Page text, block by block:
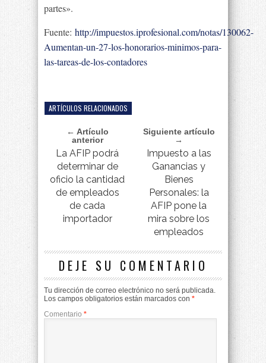
partes».
Fuente: http://impuestos.iprofesional.com/notas/130062-
Aumentan-un-27-los-honorarios-minimos-para-
las-tareas-de-los-contadores
ARTÍCULOS RELACIONADOS
← Artículo
anterior
La AFIP podrá
determinar de
oficio la cantidad
de empleados
de cada
importador
Siguiente artículo
→
Impuesto a las
Ganancias y
Bienes
Personales: la
AFIP pone la
mira sobre los
empleados
DEJE SU COMENTARIO
Tu dirección de correo electrónico no será publicada.
Los campos obligatorios están marcados con *
Comentario *